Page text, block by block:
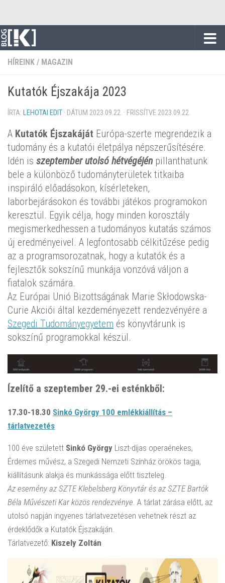
HÍREINK / MAGAZIN
Kutatók Éjszakája 2023
ÍRTA: LEHOTAI EDIT · DÁTUM 2023.09.22. · FRISSÍTVE 2023.09.22.
A Kutatók Éjszakáját Európa-szerte megrendezik a
tudomány és a kutatói életpálya népszerűsítésére.
Idén is szeptember utolsó hétvégéjén pillanthatunk
bele a különböző tudományterületek titkaiba
inspiráló előadásokon, kísérleteken,
laborbejárásokon és további játékos programokon
keresztül. Egyik célja, hogy minden korosztály
megismerkedhessen a tudományos kutatás számos
új eredményeivel. A legfontosabb célkitűzése pedig
az a programsorozatnak, hogy a kutatók és a
fejlesztők sokszínű munkája vonzóvá váljon a
fiatalok számára.
Az Európai Unió Bizottságának Marie Skłodowska-
Curie Akciói által kezdeményezett rendezvényére a
Szegedi Tudományegyetem és könyvtárunk is
sokszínű programokkal készül.
Ízelítő a szeptember 29.-ei esténkből:
17.30-18.30 Sinkó György 100 emlékkiállítás –
tárlatvezetés
100 éve született Sinkó György Liszt-díjas operaénekes,
Érdemes művész, a Szegedi Nemzeti Színház örökös tagja,
kiállításunk alakja és munkássága előtt tiszteleg.
Az esemény az SZTE Klebelsberg Könyvtár és az SZTE Bartók
Béla Művészeti Kar közös rendezvénye. A tárlat zárása előtt, az
utolsó napján ingyenes tárlatvezetésen vehetnek részt az
érdeklődők a Kutatók Éjszakáján.
Tárlatvezető: Kiszely Zoltán